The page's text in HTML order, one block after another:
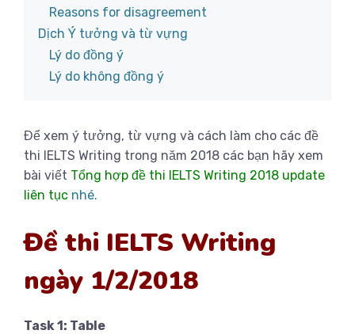
Reasons for disagreement
Dịch Ý tưởng và từ vựng
Lý do đồng ý
Lý do không đồng ý
Để xem ý tưởng, từ vựng và cách làm cho các đề
thi IELTS Writing trong năm 2018 các bạn hãy xem
bài viết Tổng hợp đề thi IELTS Writing 2018 update
liên tục nhé.
Đề thi IELTS Writing
ngày 1/2/2018
Task 1: Table